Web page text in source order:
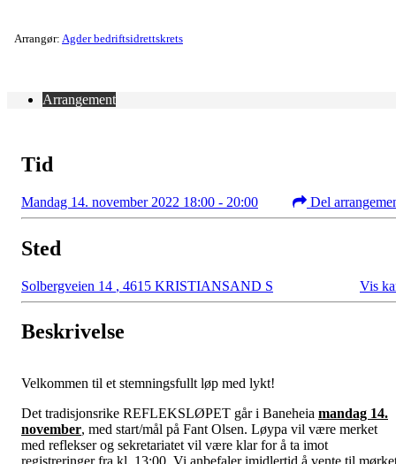
Arrangør: Agder bedriftsidrettskrets
Arrangement
Tid
Mandag 14. november 2022 18:00 - 20:00 Del
Sted
Solbergveien 14 , 4615 KRISTIANSAND S Vis
Beskrivelse
Velkommen til et stemningsfullt løp med lykt!
Det tradisjonsrike REFLEKSLØPET går i Baneheia mandag 14.
november, med start/mål på Fant Olsen. Løypa vil være merket
med reflekser og sekretariatet vil være klar for å ta imot